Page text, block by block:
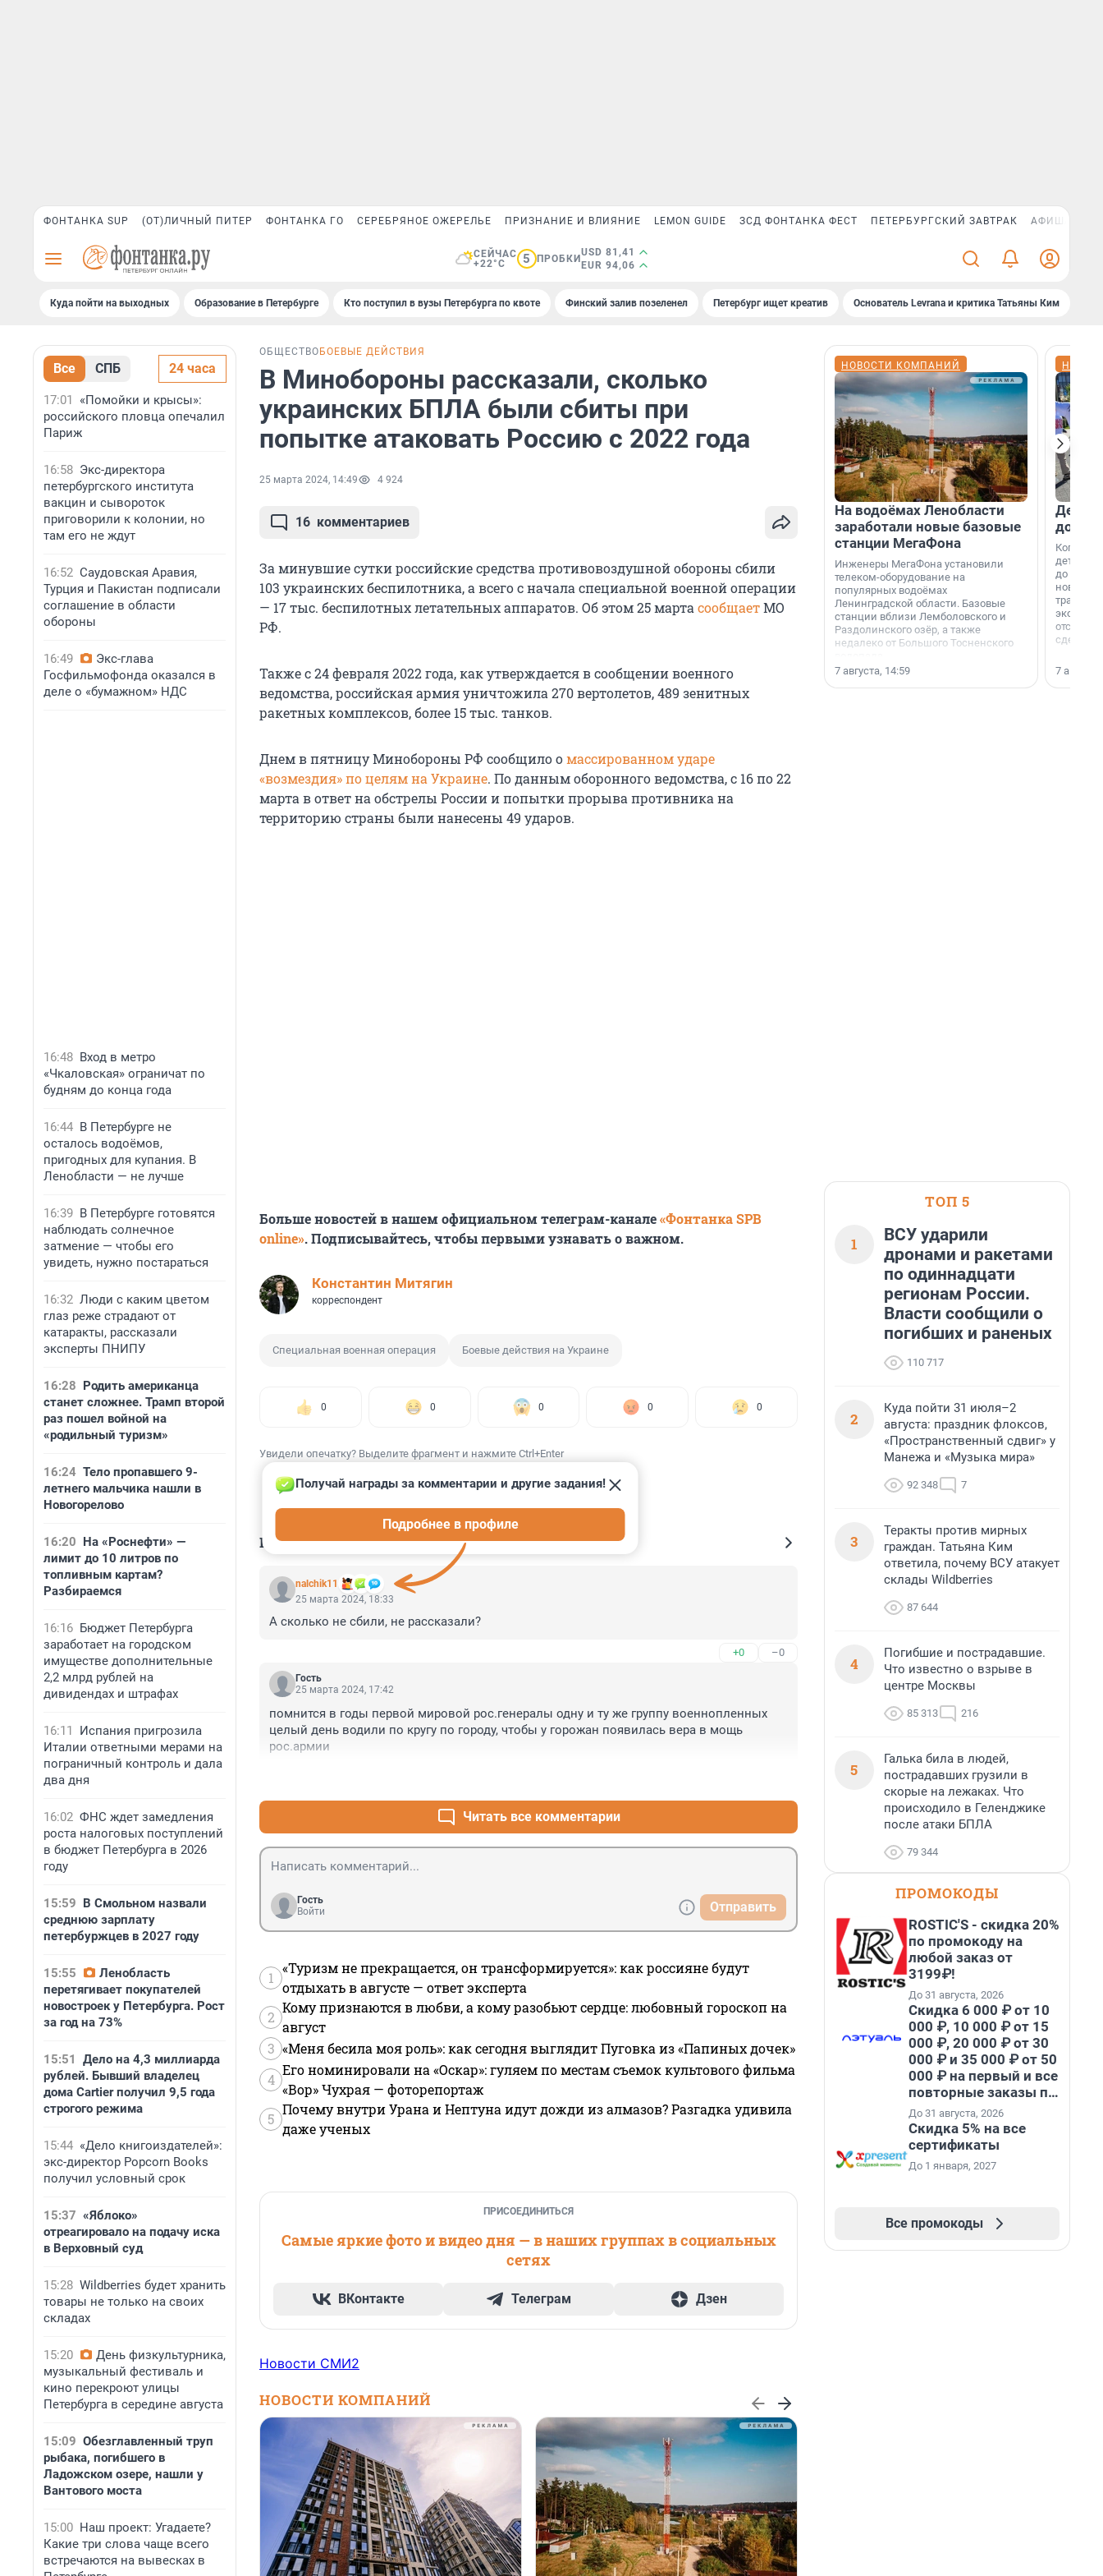
ФОНТАНКА SUP (ОТ)ЛИЧНЫЙ ПИТЕР ФОНТАНКА ГО СЕРЕБРЯНОЕ ОЖЕРЕЛЬЕ ПРИЗНАНИЕ И ВЛИЯНИЕ LEMON GUIDE ЗСД ФОНТАНКА ФЕСТ ПЕТЕРБУРГСКИЙ ЗАВТРАК АФИША PLUS
СЕЙЧАС
+22°C
5 ПРОБКИ
USD 81,41
EUR 94,06
Куда пойти на выходных Образование в Петербурге Кто поступил в вузы Петербурга по квоте Финский залив позеленел Петербург ищет креатив Основатель Levrana и критика Татьяны Ким
Все СПБ 24 часа
17:01
«Помойки и крысы»:
российского пловца опечалил
Париж
16:58 Экс-директора
петербургского института
вакцин и сывороток
приговорили к колонии, но
там его не ждут
16:52 Саудовская Аравия,
Турция и Пакистан подписали
соглашение в области
обороны
16:49
Экс-глава
Госфильмофонда оказался в
деле о «бумажном» НДС
16:48 Вход в метро
«Чкаловская» ограничат по
будням до конца года
16:44 В Петербурге не
осталось водоёмов,
пригодных для купания. В
Ленобласти — не лучше
16:39 В Петербурге готовятся
наблюдать солнечное
затмение — чтобы его
увидеть, нужно постараться
16:32 Люди с каким цветом
глаз реже страдают от
катаракты, рассказали
эксперты ПНИПУ
16:28 Родить американца
станет сложнее. Трамп второй
раз пошел войной на
«родильный туризм»
16:24 Тело пропавшего 9-
летнего мальчика нашли в
Новогорелово
16:20 На «Роснефти» —
лимит до 10 литров по
топливным картам?
Разбираемся
16:16 Бюджет Петербурга
заработает на городском
имуществе дополнительные
2,2 млрд рублей на
дивидендах и штрафах
16:11
Испания пригрозила
Италии ответными мерами на
пограничный контроль и дала
два дня
16:02 ФНС ждет замедления
роста налоговых поступлений
в бюджет Петербурга в 2026
году
15:59 В Смольном назвали
среднюю зарплату
петербуржцев в 2027 году
15:55
Ленобласть
перетягивает покупателей
новостроек у Петербурга. Рост
за год на 73%
15:51
Дело на 4,3 миллиарда
рублей. Бывший владелец
дома Cartier получил 9,5 года
строгого режима
15:44 «Дело книгоиздателей»:
экс-директор Popcorn Books
получил условный срок
15:37 «Яблоко»
отреагировало на подачу иска
в Верховный суд
15:28 Wildberries будет хранить
товары не только на своих
складах
15:20
День физкультурника,
музыкальный фестиваль и
кино перекроют улицы
Петербурга в середине августа
15:09 Обезглавленный труп
рыбака, погибшего в
Ладожском озере, нашли у
Вантового моста
15:00 Наш проект: Угадаете?
Какие три слова чаще всего
встречаются на вывесках в
ОБЩЕСТВО БОЕВЫЕ ДЕЙСТВИЯ
В Минобороны рассказали, сколько
украинских БПЛА были сбиты при
попытке атаковать Россию с 2022 года
25 марта 2024, 14:49 4 924
16 комментариев
За минувшие сутки российские средства противовоздушной обороны сбили
103 украинских беспилотника, а всего с начала специальной военной операции
— 17 тыс. беспилотных летательных аппаратов. Об этом 25 марта сообщаетМО
РФ.
Также с 24 февраля 2022 года, как утверждается в сообщении военного
ведомства, российская армия уничтожила 270 вертолетов, 489 зенитных
ракетных комплексов, более 15 тыс. танков.
Днем в пятницу Минобороны РФ сообщило омассированном ударе
«возмездия» по целям на Украине. По данным оборонного ведомства, с 16 по 22
марта в ответ на обстрелы России и попытки прорыва противника на
территорию страны были нанесены 49 ударов.
Больше новостей в нашем официальном телеграм-канале«Фонтанка SPB
online». Подписывайтесь, чтобы первыми узнавать о важном.
Константин Митягин
корреспондент
Специальная военная операция Боевые действия на Украине
0 0 0 0 0
Увидели опечатку? Выделите фрагмент и нажмите Ctrl+Enter
КОММЕНТАРИИ 16
nalchik11
Получай награды за комментарии и другие задания!
Подробнее в профиле
25 марта 2024, 18:33
А сколько не сбили, не рассказали?
+0 –0
Гость
25 марта 2024, 17:42
помнится в годы первой мировой рос.генералы одну и ту же группу военнопленных
целый день водили по кругу по городу, чтобы у горожан появилась вера в мощь
рос.армии
Читать все комментарии
Гость
Войти
Отправить
1
«Туризм не прекращается, он трансформируется»: как россияне будут
отдыхать в августе — ответ эксперта
2
Кому признаются в любви, а кому разобьют сердце: любовный гороскоп на
август
3 «Меня бесила моя роль»: как сегодня выглядит Пуговка из «Папиных дочек»
4
Его номинировали на «Оскар»: гуляем по местам съемок культового фильма
«Вор» Чухрая — фоторепортаж
5
Почему внутри Урана и Нептуна идут дожди из алмазов? Разгадка удивила
даже ученых
ПРИСОЕДИНИТЬСЯ
Самые яркие фото и видео дня — в наших группах в социальных
сетях
ВКонтакте Телеграм Дзен
Новости СМИ2
НОВОСТИ КОМПАНИЙ
НОВОСТИ КОМПАНИЙ
На водоёмах Ленобласти
заработали новые базовые
станции МегаФона
Инженеры МегаФона установили
телеком-оборудование на
популярных водоёмах
Ленинградской области. Базовые
станции вблизи Лемболовского и
Раздолинского озёр, а также
недалеко от Большого Тосненского
7 августа, 14:59
Когда-
дети
до
новости
сделали
7
ТОП 5
1
ВСУ ударили
дронами и ракетами
по одиннадцати
регионам России.
Власти сообщили о
погибших и раненых
110 717
2
Куда пойти 31 июля–2
августа: праздник флоксов,
«Пространственный сдвиг» у
Манежа и «Музыка мира»
92 348 7
3
Теракты против мирных
граждан. Татьяна Ким
ответила, почему ВСУ атакует
склады Wildberries
87 644
4
Погибшие и пострадавшие.
Что известно о взрыве в
центре Москвы
85 313 216
5
Галька била в людей,
пострадавших грузили в
скорые на лежаках. Что
происходило в Геленджике
после атаки БПЛА
79 344
ПРОМОКОДЫ
ROSTIC'S - скидка 20%
по промокоду на
любой заказ от
3199₽!
До 31 августа, 2026
Скидка 6 000 ₽ от 10
000 ₽, 10 000 ₽ от 15
000 ₽, 20 000 ₽ от 30
000 ₽ и 35 000 ₽ от 50
000 ₽ на первый и все
повторные заказы по
промокоду НАБЕРИ
До 31 августа, 2026
Скидка 5% на все
сертификаты
До 1 января, 2027
Все промокоды